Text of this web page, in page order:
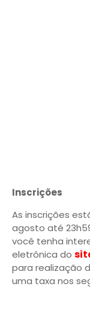
Inscrições
As inscrições
agosto até
você tenha
eletrônica do
para realização
uma taxa nos